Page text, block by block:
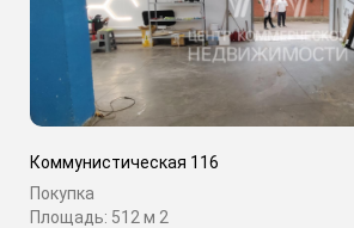
Коммунистическая 116
Покупка
Площадь: 512 м 2